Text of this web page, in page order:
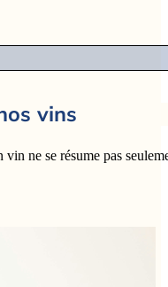
vins
ne se résume pas